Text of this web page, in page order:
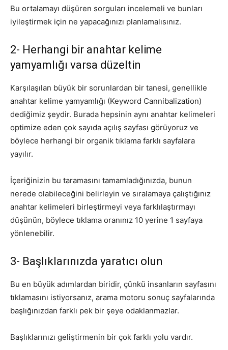
Bu ortalamayı düşüren sorguları incelemeli ve bunları
iyileştirmek için ne yapacağınızı planlamalısınız.
2- Herhangi bir anahtar kelime
yamyamlığı varsa düzeltin
Karşılaşılan büyük bir sorunlardan bir tanesi, genellikle
anahtar kelime yamyamlığı (Keyword Cannibalization)
dediğimiz şeydir. Burada hepsinin aynı anahtar kelimeleri
optimize eden çok sayıda açılış sayfası görüyoruz ve
böylece herhangi bir organik tıklama farklı sayfalara
yayılır.
İçeriğinizin bu taramasını tamamladığınızda, bunun
nerede olabileceğini belirleyin ve sıralamaya çalıştığınız
anahtar kelimeleri birleştirmeyi veya farklılaştırmayı
düşünün, böylece tıklama oranınız 10 yerine 1 sayfaya
yönlenebilir.
3- Başlıklarınızda yaratıcı olun
Bu en büyük adımlardan biridir, çünkü insanların sayfasını
tıklamasını istiyorsanız, arama motoru sonuç sayfalarında
başlığınızdan farklı pek bir şeye odaklanmazlar.
Başlıklarınızı geliştirmenin bir çok farklı yolu vardır.